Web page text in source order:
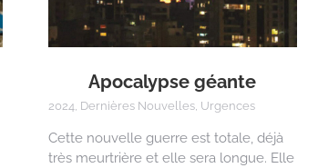
Apocalypse géante
2024 Dernières Nouvelles, Urgences
Cette nouvelle guerre est totale, déjà
très meurtrière et elle sera longue. Elle